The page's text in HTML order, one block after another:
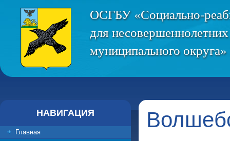
ОСГБУ «Социально-
для
муниципального
НАВИГАЦИЯ
Главная